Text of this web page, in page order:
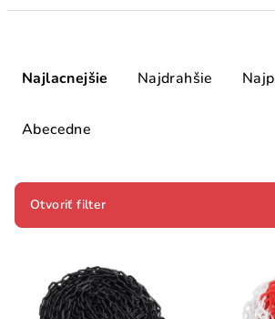
p
Najlacnejšie Najdrahšie
Abecedne
Otvoriť filter